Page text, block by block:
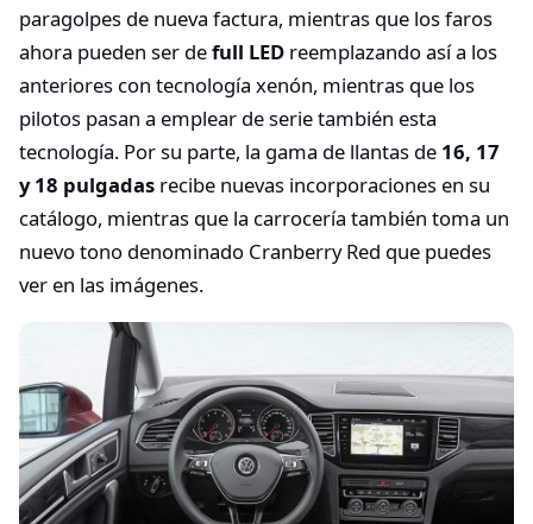
paragolpes de nueva factura, mientras que los faros
ahora pueden ser defull LED reemplazando así a los
anteriores con tecnología xenón, mientras que los
pilotos pasan a emplear de serie también esta
tecnología. Por su parte, la gama de llantas de 16, 17
y 18 pulgadas recibe nuevas incorporaciones en su
catálogo, mientras que la carrocería también toma un
nuevo tono denominado Cranberry Red que puedes
ver en las imágenes.